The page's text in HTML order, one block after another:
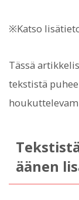
※Katso
Tässä
tekstistä
äänen